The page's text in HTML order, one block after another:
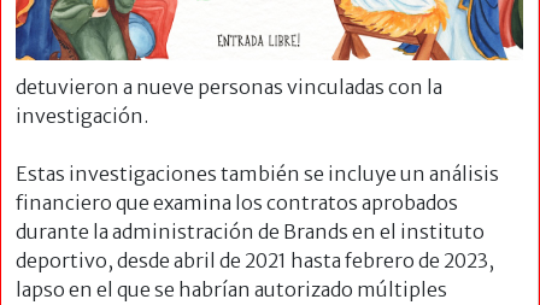
detuvieron a nueve personas vinculadas con la
investigación.
Estas investigaciones también se incluye un análisis
financiero que examina los contratos aprobados
durante la administración de Brands en el instituto
deportivo, desde abril de 2021 hasta febrero de 2023,
lapso en el que se habrían autorizado múltiples